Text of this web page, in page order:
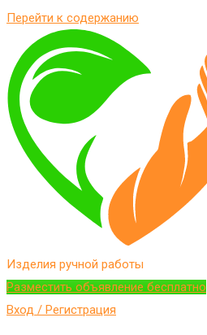
Перейти к содержанию
Изделия ручной работы
Разместить объявление бесплатно
Вход / Регистрация